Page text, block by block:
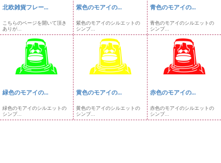
北欧雑貨フレー...
こちらのページを開いて頂き
ありが...
紫色のモアイの...
紫色のモアイのシルエットの
シンプ...
青色のモアイの...
青色のモアイのシルエットの
シンプ...
緑色のモアイの...
緑色のモアイのシルエットの
シンプ...
黄色のモアイの...
黄色のモアイのシルエットの
シンプ...
赤色のモアイの...
赤色のモアイのシルエットの
シンプ...